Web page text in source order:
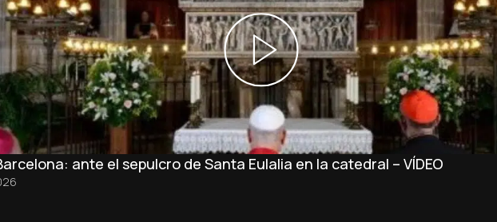
ante el sepulcro de Santa Eulalia en la catedral – VÍDEO